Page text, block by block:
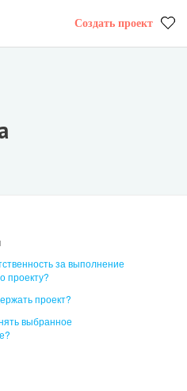
Создать проект
за выполнение
проекту?
проект?
выбранное